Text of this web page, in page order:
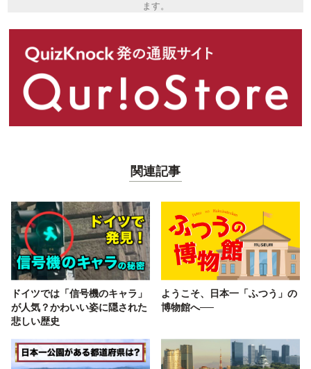
ます。
関連記事
ドイツでは「信号機のキャラ」
が人気？かわいい姿に隠された
悲しい歴史
ようこそ、日本一「ふつう」の
博物館へ──